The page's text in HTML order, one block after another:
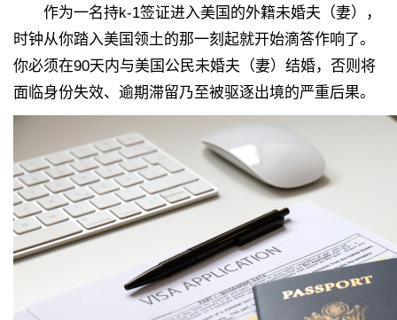
作为一名持k-1签证进入美国的外籍未婚夫（妻），
时钟从你踏入美国领土的那一刻起就开始滴答作响了。
你必须在90天内与美国公民未婚夫（妻）结婚，否则将
面临身份失效、逾期滞留乃至被驱逐出境的严重后果。